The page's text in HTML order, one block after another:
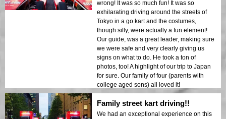
wrong! It was so much fun! It was so
exhilarating driving around the streets of
Tokyo in a go kart and the costumes,
though silly, were actually a fun element!
Our guide, was a great leader, making sure
we were safe and very clearly giving us
signs on what to do. He took a ton of
photos, too! A highlight of our trip to Japan
for sure. Our family of four (parents with
college aged sons) all loved it!
Family street kart driving!!
We had an exceptional experience on this